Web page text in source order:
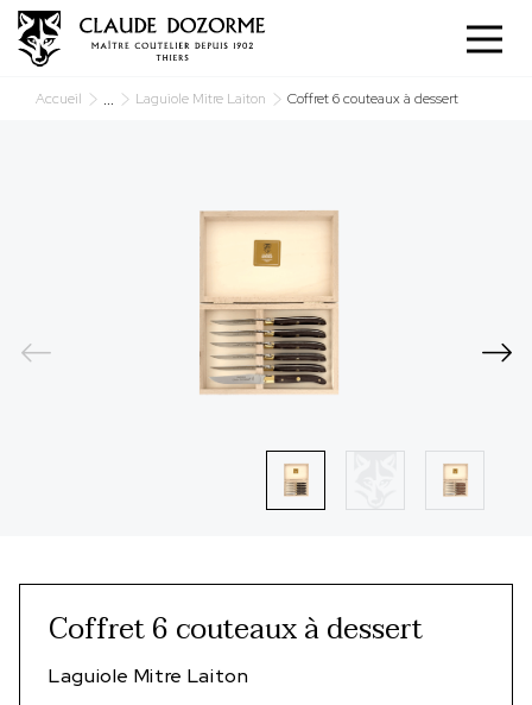
Accueil ... Laguiole Mitre Laiton Coffret 6 couteaux à dessert
Coffret 6 couteaux à dessert
Laguiole Mitre Laiton
Panneau de gestion des cookies